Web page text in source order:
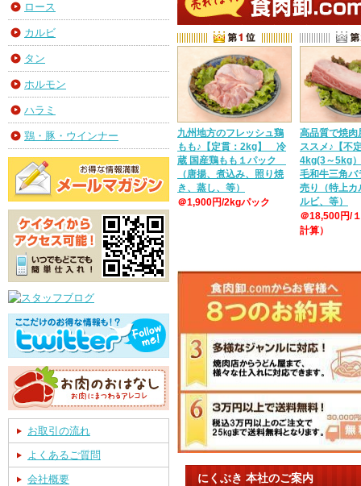
ロース
カルビ
タン
ホルモン
ハラミ
鶏・豚・ウインナー
お取引の流れ
よくあるご質問
会社概要
九州地方のフレッシュ鶏
もも♪【定貫：2kg】 冷
蔵 国産鶏もも１パック
（唐揚、煮込み、照り焼
き、蒸し、等）
＠1,900円/2kgパック
高品質で焼肉
ススメ♪【不
4kg(3～5kg
毛和牛三角バ
売り（特上カ
ルビ、等）
＠18,500円/
計算）
にくぶき 本社のご案内